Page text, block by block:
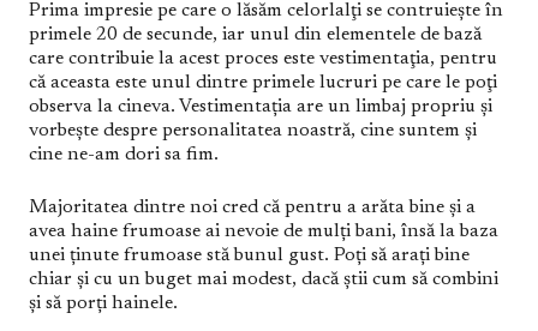
Prima impresie pe care o lăsăm celorlalţi se contruieşte în
primele 20 de secunde, iar unul din elementele de bază
care contribuie la acest proces este vestimentaţia, pentru
că aceasta este unul dintre primele lucruri pe care le poţi
observa la cineva. Vestimentația are un limbaj propriu și
vorbește despre personalitatea noastră, cine suntem și
cine ne-am dori sa fim.
Majoritatea dintre noi cred că pentru a arăta bine și a
avea haine frumoase ai nevoie de mulți bani, însă la baza
unei ținute frumoase stă bunul gust. Poți să arați bine
chiar și cu un buget mai modest, dacă știi cum să combini
și să porți hainele.